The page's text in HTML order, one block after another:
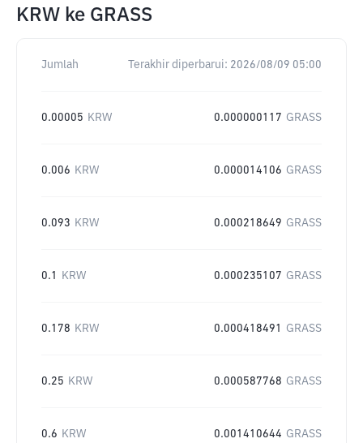
KRW ke GRASS
Jumlah Terakhir diperbarui: 2026/08/09 05:00
0.00005 KRW 0.000000117 GRASS
0.006 KRW 0.000014106 GRASS
0.093 KRW 0.000218649 GRASS
0.1 KRW 0.000235107 GRASS
0.178 KRW 0.000418491 GRASS
0.25 KRW 0.000587768 GRASS
0.6 KRW 0.001410644 GRASS